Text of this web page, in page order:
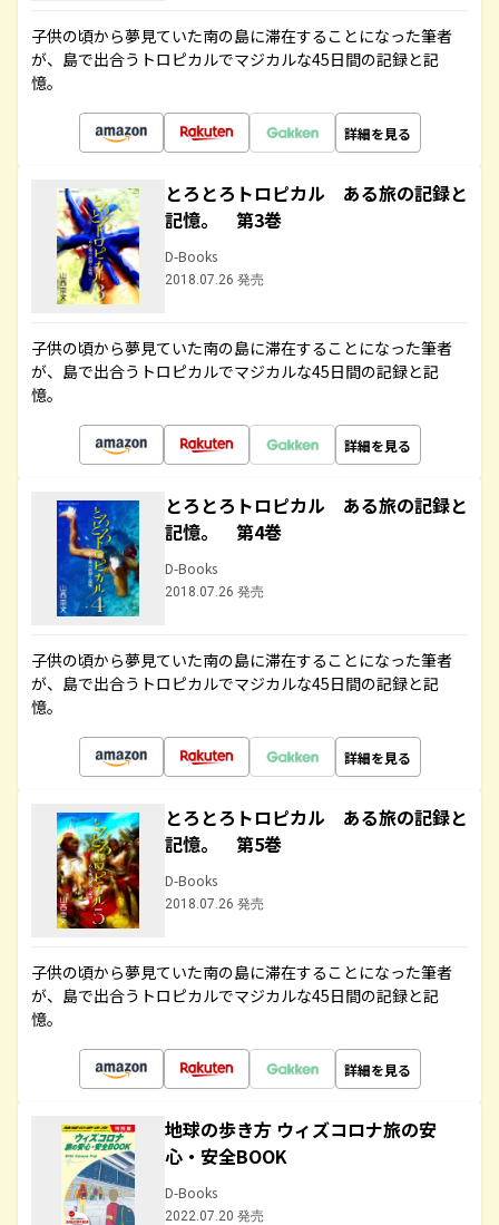
子供の頃から夢見ていた南の島に滞在することになった筆者
が、島で出合うトロピカルでマジカルな45日間の記録と記
憶。
詳細を見る
とろとろトロピカル ある旅の記録と
記憶。 第3巻
D-Books
2018.07.26 発売
子供の頃から夢見ていた南の島に滞在することになった筆者
が、島で出合うトロピカルでマジカルな45日間の記録と記
憶。
詳細を見る
とろとろトロピカル ある旅の記録と
記憶。 第4巻
D-Books
2018.07.26 発売
子供の頃から夢見ていた南の島に滞在することになった筆者
が、島で出合うトロピカルでマジカルな45日間の記録と記
憶。
詳細を見る
とろとろトロピカル ある旅の記録と
記憶。 第5巻
D-Books
2018.07.26 発売
子供の頃から夢見ていた南の島に滞在することになった筆者
が、島で出合うトロピカルでマジカルな45日間の記録と記
憶。
詳細を見る
地球の歩き方 ウィズコロナ旅の安
心・安全BOOK
D-Books
2022.07.20 発売